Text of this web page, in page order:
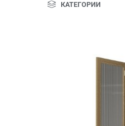
КАТЕГОРИИ